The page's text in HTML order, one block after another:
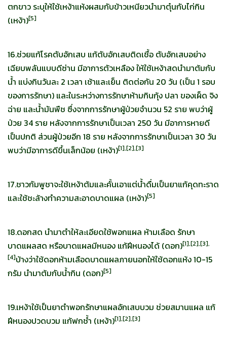
ตกขาว ระบุให้ใช้เหง้าแห้งผสมกับข้าวเหนียวนำมาตุ๋นกับไก่กิน
(เหง้า)[5]
16.ช่วยแก้โรคตับอักเสบ แก้ตับอักเสบติดเชื้อ ตับอักเสบอย่าง
เฉียบพลันแบบดีซ่าน มีอาการตัวเหลือง ให้ใช้เหง้าสดนำมาต้มกับ
น้ำ แบ่งกินวันละ 2 เวลา เช้าและเย็น ติดต่อกัน 20 วัน (เป็น 1 รอบ
ของการรักษา) และในระหว่างการรักษาห้ามกินกุ้ง ปลา ของเผ็ด จิง
ฉ่าย และน้ำมันพืช ซึ่งจากการรักษาผู้ป่วยจำนวน 52 ราย พบว่าผู้
ป่วย 34 ราย หลังจากการรักษาเป็นเวลา 250 วัน มีอาการหายดี
เป็นปกติ ส่วนผู้ป่วยอีก 18 ราย หลังจากการรักษาเป็นเวลา 30 วัน
พบว่ามีอาการดีขึ้นเล็กน้อย (เหง้า)[1],[2],[3]
17.ชาวกัมพูชาจะใช้เหง้าต้มและคั้นเอาแต่น้ำดื่มเป็นยาแก้คุดทะราด
และใช้ชะล้างทำความสะอาดบาดแผล (เหง้า)[5]
18.ดอกสด นำมาตำให้ละเอียดใช้พอกแผล ห้ามเลือด รักษา
บาดแผลสด หรือบาดแผลมีหนอง แก้ฝีหนองได้ (ดอก)[1],[2],[3],
[4]บ้างว่าใช้ดอกห้ามเลือดบาดแผลภายนอกให้ใช้ดอกแห้ง 10-15
กรัม นำมาต้มกับน้ำกิน (ดอก)[5]
19.เหง้าใช้เป็นยาตำพอกรักษาแผลอักเสบบวม ช่วยสมานแผล แก้
ฝีหนองปวดบวม แก้ฟกช้ำ (เหง้า)[1],[2],[3]